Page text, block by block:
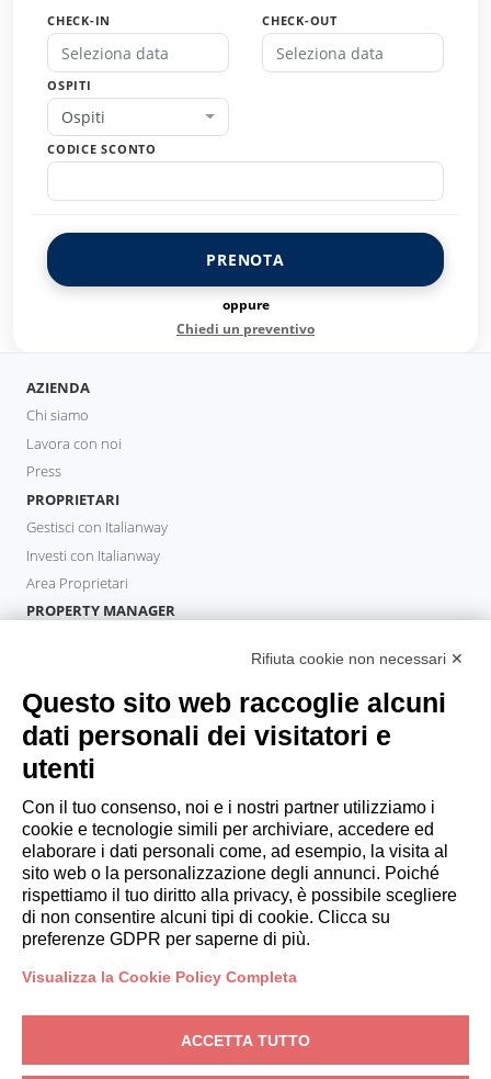
CHECK-IN CHECK-OUT
OSPITI
Ospiti
CODICE SCONTO
PRENOTA
oppure
Chiedi un preventivo
AZIENDA
Chi siamo
Lavora con noi
Press
PROPRIETARI
Gestisci con Italianway
Investi con Italianway
Area Proprietari
PROPERTY MANAGER
OSPITI
Prenota un soggiorno
Soggiorni lunghi
Esperienze per gli ospiti
Sconti per gli ospiti
Convenzioni per Aziende
booking@italianway.house
+390286882952
P.IVA: 08839180968 - PMI Innovativa
Rifiuta cookie non necessari ✕
Questo sito web raccoglie alcuni
dati personali dei visitatori e
utenti
Con il tuo consenso, noi e i nostri partner utilizziamo i
cookie e tecnologie simili per archiviare, accedere ed
elaborare i dati personali come, ad esempio, la visita al
sito web o la personalizzazione degli annunci. Poiché
rispettiamo il tuo diritto alla privacy, è possibile scegliere
di non consentire alcuni tipi di cookie. Clicca su
preferenze GDPR per saperne di più.
Visualizza la Cookie Policy Completa
ACCETTA TUTTO